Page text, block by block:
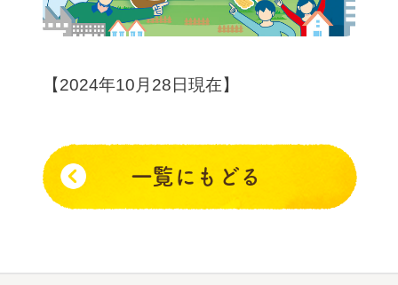
【2024年10月28日現在】
一覧にもどる